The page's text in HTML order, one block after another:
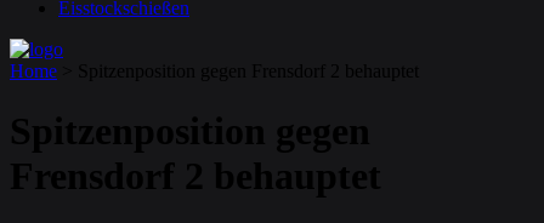
Eisstockschießen
Home Spitzenposition gegen Frensdorf 2 behauptet
Spitzenposition gegen
Frensdorf 2 behauptet